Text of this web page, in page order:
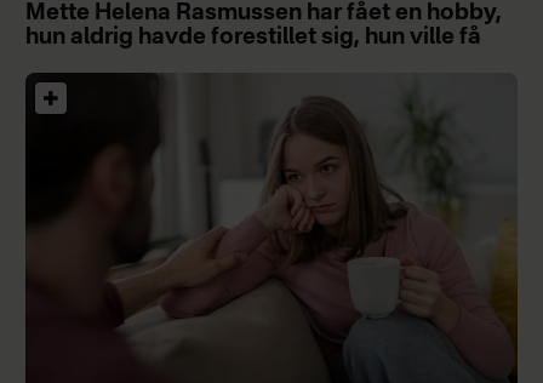
Mette Helena Rasmussen har fået en hobby,
hun aldrig havde forestillet sig, hun ville få